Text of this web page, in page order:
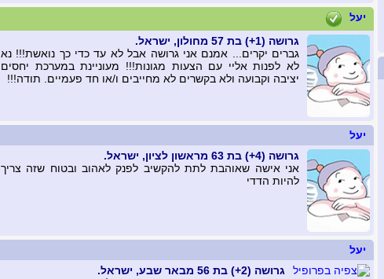
יעל
גרושה (1+) בת 57 מחולון, ישראל.
גברים יקרים... אמנם אני גרושה אבל לא עד כדי כך נואשת!!! נא
לא לפנות אליי עם הצעות מגונות!!! מעוניינת במערכת יחסים
יציבה וקבועה ולא בקשרים לא מחייבים ו/או חד פעמיים. תודה!!!
יעל
גרושה (4+) בת 63 מראשון לציון, ישראל.
אני אישה שאוהבת לתת להקשיב לפנק לאהוב ובטוח שזה צריך
להיות הדדי
יעל
גרושה (2+) בת 56 מבאר שבע, ישראל.